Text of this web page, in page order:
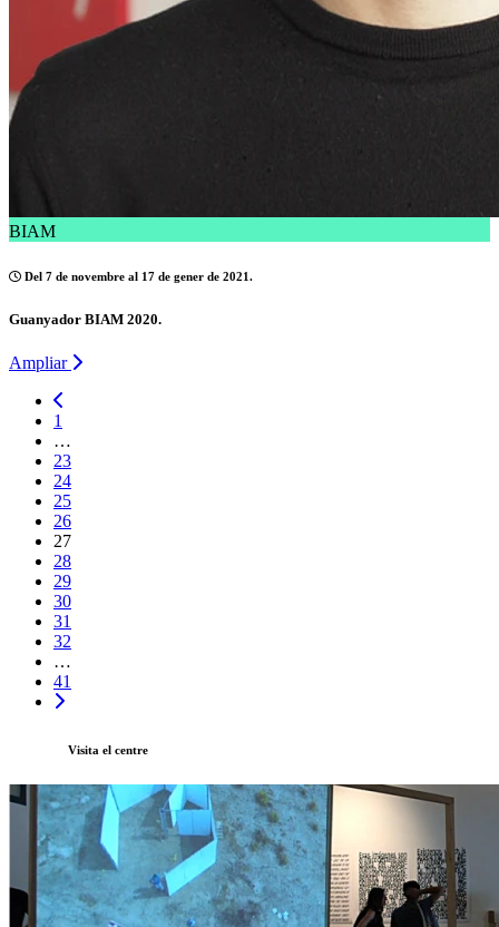
BIAM
Del 7 de novembre al 17 de gener de 2021.
Guanyador BIAM 2020.
Ampliar
1
…
23
24
25
26
27
28
29
30
31
32
…
41
Visita el centre